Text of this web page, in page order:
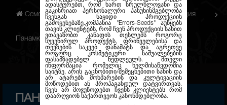
ადასტურებთ, რომ ხართ სრულწლოვანი და
გაკისრიათ პერსონალური პასუხისმგებლობა
ჩვენგან ნაყიდი პროდუქციის
გამოყენებაზე.კომპანია
"Errors-Seeds" აუწყებს
თავის კლიენტებს, რომ ჩვენ პროდუქციის სახით
ვთავაზობთ კანაფის თესლებს როგორც
სუვენირულ პროდუქტს, ფრინველებისა და
თევზების საკვებ დანამატს და აგრეთვე
როგორც კოსმეტიკური საშუალებების
დასამზადებელ ნედლეულს. მთელი
ინფორმაცია რომელიც ხელმისაწვდომია
საიტზე, არის გაცნობითი/შემეცნებითი სახის და
არ ატარებს მოხმარების და კულტივაციის
მოწოდებით ან პროპაგანდულ დატვირთვას.
ჩვენ არ მოვუწოდებთ ჩვენს კლიენტებს რომ
დაარღვიონ საქართვეოს კანონმდებლობა.
Семена марихуаны Сувенирная продукция
Панамка Red
ПАНАМКА RED